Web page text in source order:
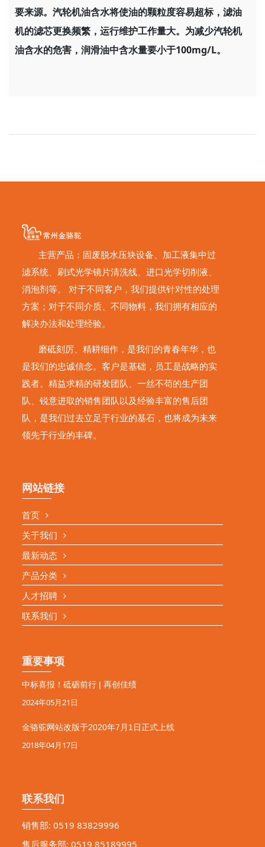
要来源。汽轮机油含水将使油的颗粒度容易超标，滤油
机的滤芯更换频繁，运行维护工作量大。为减少汽轮机
油含水的危害，润滑油中含水量要小于100mg/L。
主营产品：固废脱水压块设备、加工液集中过
滤系统、刷式光学镜片清洗线、进口光学切削液、
消泡剂等。 对于不同客户，我们提供针对性的处理
方案；对于不同介质、不同物料，我们拥有相应的
解决办法和处理经验。
磨砥刻厉、精耕细作，是我们的青春年华，也
是我们的忠诚信念。客户是基础，员工是战略的实
践者。精益求精的研发团队、一丝不苟的生产团
队、锐意进取的销售团队以及经验丰富的售后团
队，是我们过去立足于行业的基石，也将成为未来
领先于行业的丰碑。
网站链接
首页
关于我们
最新动态
产品分类
人才招聘
联系我们
重要事项
中标喜报！砥砺前行 | 再创佳绩
2024年05月21日
金骆驼网站改版于2020年7月1日正式上线
2018年04月17日
联系我们
销售部: 0519 83829996
售后服务部: 0519 85189995